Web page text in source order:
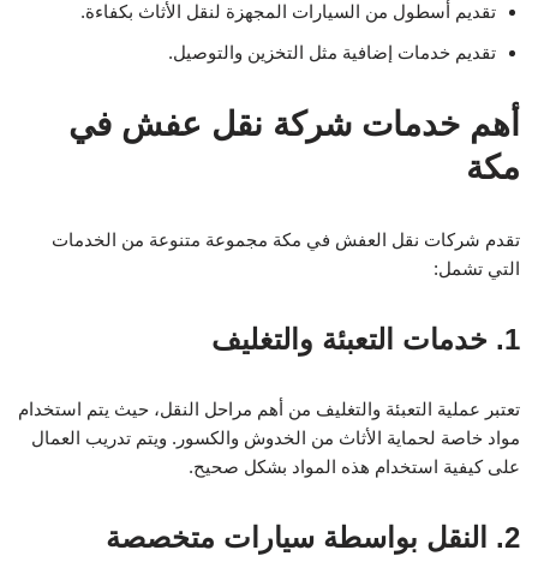
تقديم أسطول من السيارات المجهزة لنقل الأثاث بكفاءة.
تقديم خدمات إضافية مثل التخزين والتوصيل.
أهم خدمات شركة نقل عفش في
مكة
تقدم شركات نقل العفش في مكة مجموعة متنوعة من الخدمات
التي تشمل:
1. خدمات التعبئة والتغليف
تعتبر عملية التعبئة والتغليف من أهم مراحل النقل، حيث يتم استخدام
مواد خاصة لحماية الأثاث من الخدوش والكسور. ويتم تدريب العمال
على كيفية استخدام هذه المواد بشكل صحيح.
2. النقل بواسطة سيارات متخصصة